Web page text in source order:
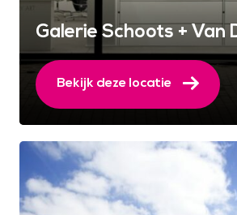
Galerie Schoots + Van
Bekijk deze locatie